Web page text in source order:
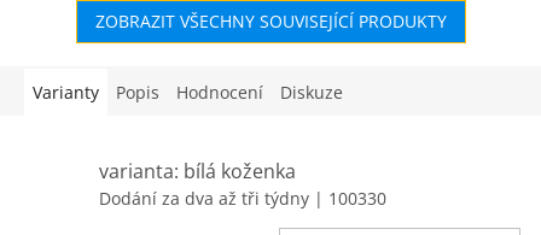
ZOBRAZIT VŠECHNY SOUVISEJÍCÍ PRODUKTY
Varianty Popis Hodnocení Diskuze
varianta: bílá koženka
Dodání za dva až tři týdny | 100330